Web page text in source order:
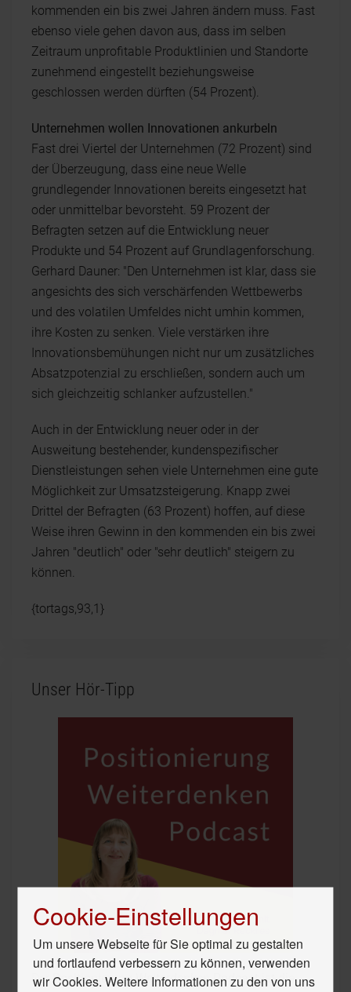
kommenden ein bis zwei Jahren ändern muss. Fast
ebenso viele gehen davon aus, dass im selben
Zeitraum unprofitable Produktlinien und Standorte
zunehmend eingestellt beziehungsweise
geschlossen werden dürften (54 Prozent).
Unternehmen wollen Innovationen ankurbeln
Fast drei Viertel der Unternehmen (72 Prozent) sind
der Überzeugung, dass eine neue Welle
grundlegender Innovationen bereits eingesetzt hat
oder unmittelbar bevorsteht. 59 Prozent der
Befragten setzen auf die Entwicklung neuer
Produkte und 54 Prozent auf Grundlagenforschung.
Gerhard Dauner: "Den Unternehmen ist klar, dass sie
angesichts des sich verschärfenden Wettbewerbs
und des volatilen Umfeldes nicht umhin kommen,
ihre Kosten zu senken. Viele verstärken ihre
Innovationsbemühungen nicht nur um zusätzliches
Absatzpotenzial zu erschließen, sondern auch um
sich gleichzeitig schlanker aufzustellen."
Auch in der Entwicklung neuer oder in der
Ausweitung bestehender, kundenspezifischer
Dienstleistungen sehen viele Unternehmen eine gute
Möglichkeit zur Umsatzsteigerung. Knapp zwei
Drittel der Befragten (63 Prozent) hoffen, auf diese
Weise ihren Gewinn in den kommenden ein bis zwei
Jahren "deutlich" oder "sehr deutlich" steigern zu
können.
{tortags,93,1}
Unser Hör-Tipp
DerPositionierung Weiterdenken Podcastist die
Cookie-Einstellungen
Um unsere Webseite für Sie optimal zu gestalten
und fortlaufend verbessern zu können, verwenden
wir Cookies. Weitere Informationen zu den von uns